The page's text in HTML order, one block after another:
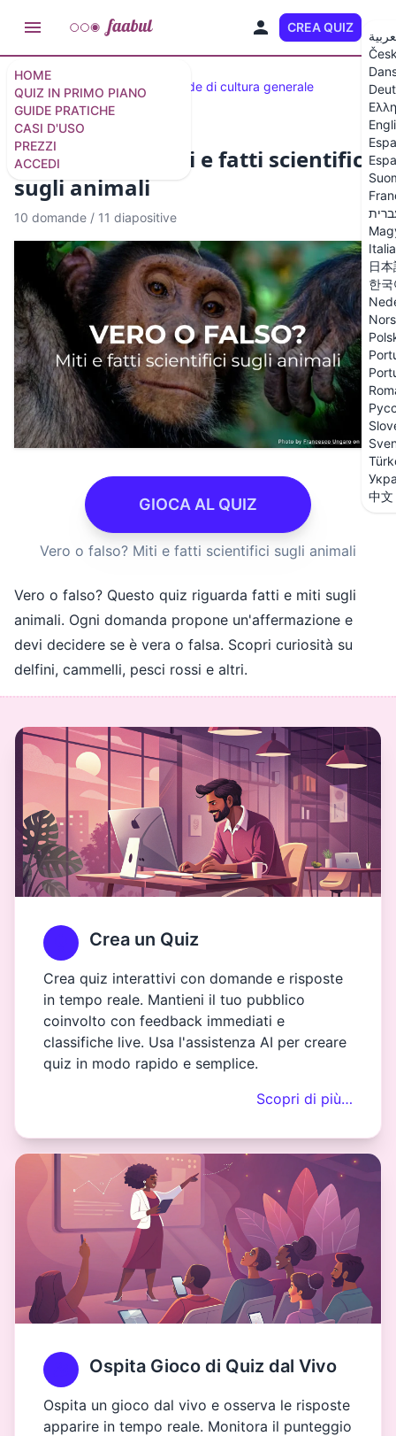
HOME
QUIZ IN PRIMO PIANO
GUIDE PRATICHE
CASI D'USO
PREZZI
ACCEDI
CREA QUIZ
日
한
中文
Quiz selezionati 50 domande di cultura generale
Vero o falso? Miti e fatti scientifici
sugli animali
10 domande / 11 diapositive
GIOCA AL QUIZ
Vero o falso? Miti e fatti scientifici sugli animali
Vero o falso? Questo quiz riguarda fatti e miti sugli
animali. Ogni domanda propone un'affermazione e
devi decidere se è vera o falsa. Scopri curiosità su
delfini, cammelli, pesci rossi e altri.
Crea un Quiz
Crea quiz interattivi con domande e risposte
in tempo reale. Mantieni il tuo pubblico
coinvolto con feedback immediati e
classifiche live. Usa l'assistenza AI per creare
quiz in modo rapido e semplice.
Scopri di più…
Ospita Gioco di Quiz dal Vivo
Ospita un gioco dal vivo e osserva le risposte
apparire in tempo reale. Monitora il punteggio